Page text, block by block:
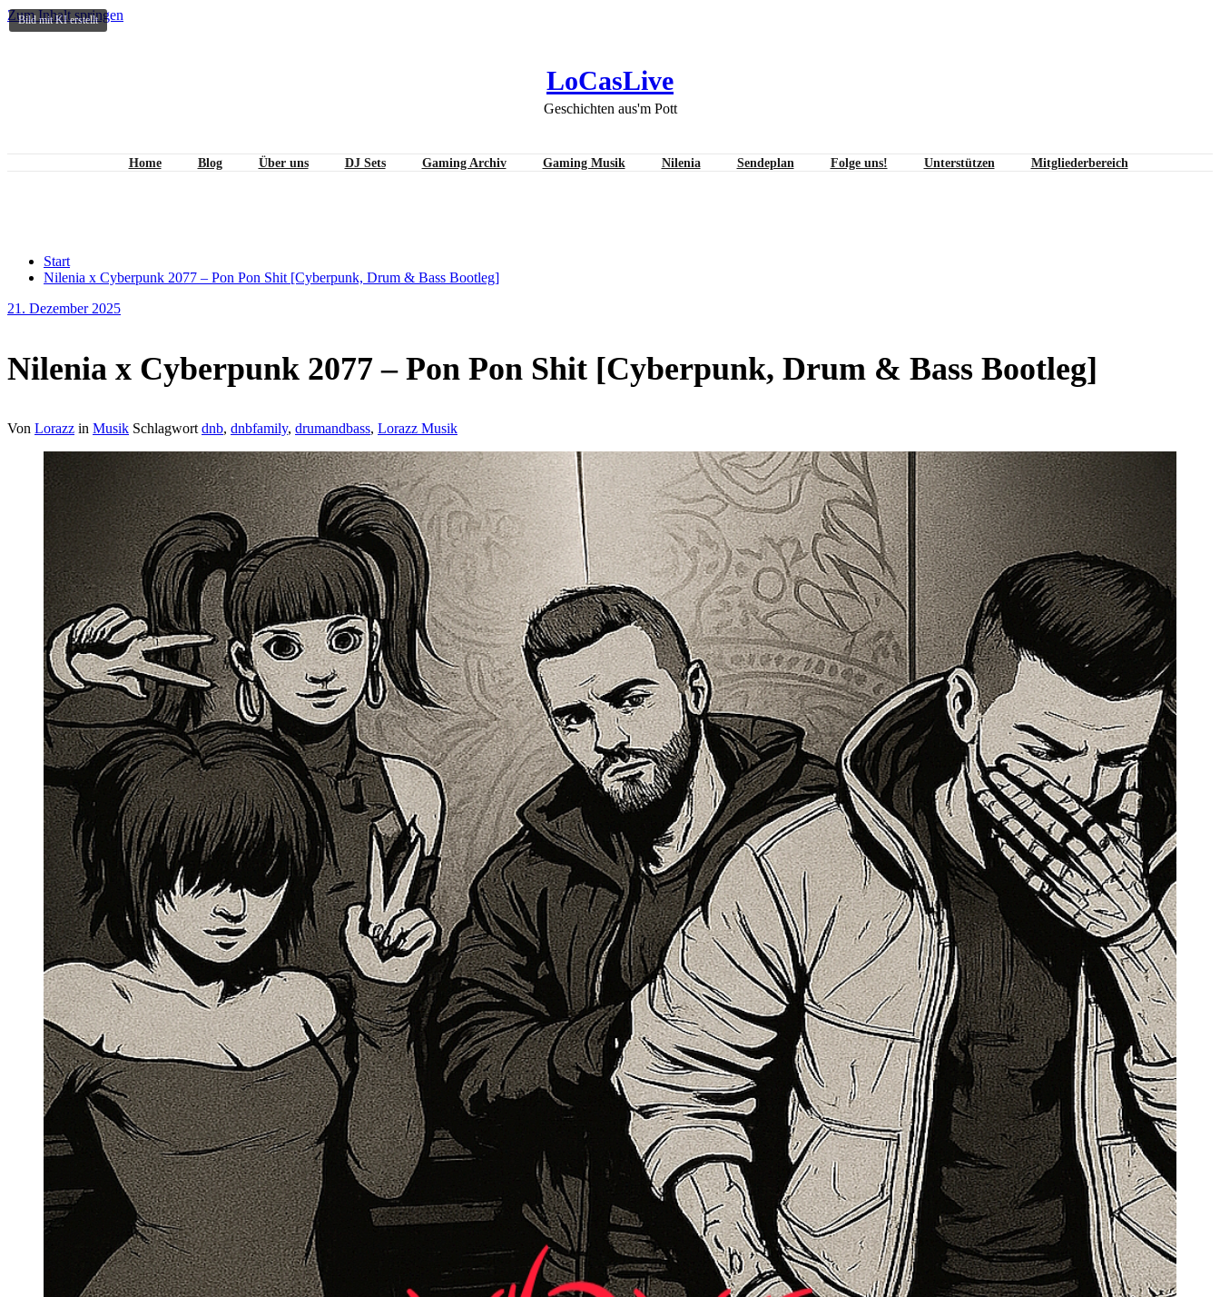
Zum Inhalt springen
LoCasLive
Geschichten aus'm Pott
Home Blog Über uns DJ Sets Gaming Archiv Gaming Musik Nilenia Sendeplan Folge uns! Unterstützen Mitgliederbereich
Start
Nilenia x Cyberpunk 2077 – Pon Pon Shit [Cyberpunk, Drum & Bass Bootleg]
21. Dezember 2025
Nilenia x Cyberpunk 2077 – Pon Pon Shit [Cyberpunk, Drum & Bass Bootleg]
Von Lorazz in Musik Schlagwort dnb, dnbfamily, drumandbass, Lorazz Musik
Bild mit KI erstellt